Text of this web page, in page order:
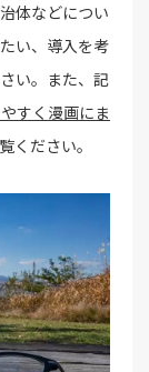
体などについ
い、導入を考
い。また、記
すく漫画にま
ください。